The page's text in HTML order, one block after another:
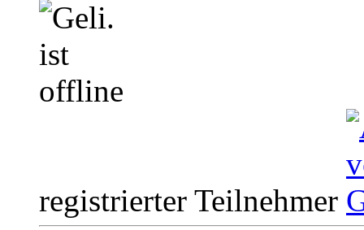
registrierter Teilnehmer